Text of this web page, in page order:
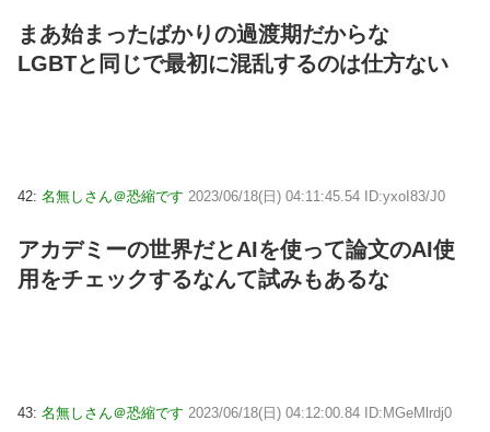
まあ始まったばかりの過渡期だからな
LGBTと同じで最初に混乱するのは仕方ない
42: 名無しさん＠恐縮です 2023/06/18(日) 04:11:45.54 ID:yxoI83/J0
アカデミーの世界だとAIを使って論文のAI使
用をチェックするなんて試みもあるな
43: 名無しさん＠恐縮です 2023/06/18(日) 04:12:00.84 ID:MGeMlrdj0